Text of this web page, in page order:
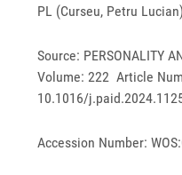
PL (Curseu, Petru Lucian)
Source: PERSONALITY
Volume: 222 Article
10.1016/
Accession Number: